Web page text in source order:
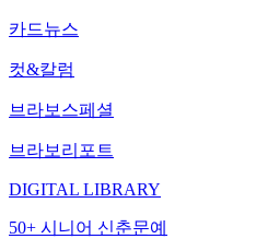
카드뉴스
컷&칼럼
브라보스페셜
브라보리포트
DIGITAL LIBRARY
50+ 시니어 신춘문예